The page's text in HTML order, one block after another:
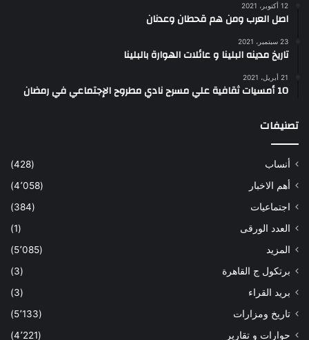
12 أكتوبر، 2021
اصل العرب ومن هم قحطان وعدنان
23 سبتمبر، 2021
تاريخ مدينه البلينا و عائلات الهوارة بالبلينا
21 أبريل، 2021
10 أمسيات ثقافية علي مسرح نادي مطروح الإجتماعي في رمضان
تصنيفات
أنساب
(428)
أهم الاخبار
(4٬058)
اجتماعيات
(384)
العدد الورقى
(1)
المزيد
(5٬085)
برتكول ج القاهرة
(3)
بريد القراء
(3)
تاريخ ومزارات
(5٬133)
حوارات و تقارير
(4٬221)